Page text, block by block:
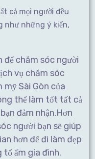
cả mọi người đều
như những ý kiến,
để chăm sóc người
vụ chăm sóc
mỹ Sài Gòn của
thể làm tốt tất cả
đảm nhận.Hơn
người bạn sẽ giúp
hơn để đi làm đẹp
tổ ấm gia đình.